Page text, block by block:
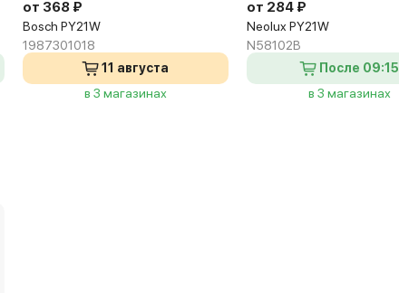
от 368 ₽
Bosch PY21W
1987301018
11 августа
в 3 магазинах
от 284 ₽
Neolux PY21W
N58102B
После 09:15
в 3 магазинах